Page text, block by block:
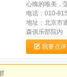
心魄的唯美，
电话：010-
地址：北京市
森俱乐部院内
我要点评